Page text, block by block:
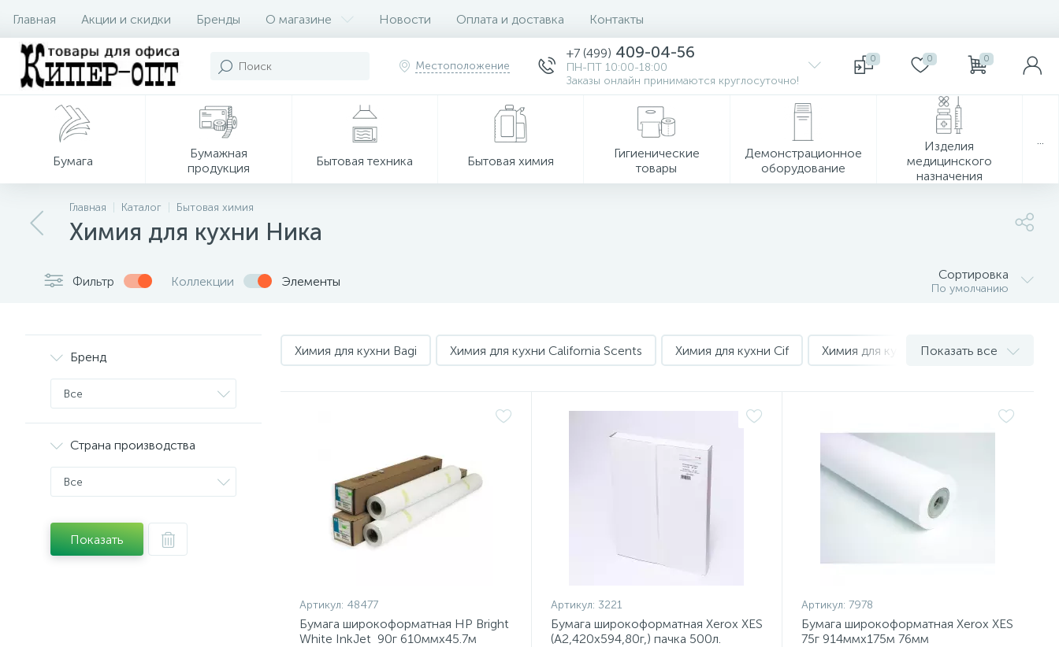
Главная Акции и скидки Бренды О магазине Новости Оплата и доставка Контакты
Местоположение
+7 (499) 409-04-56
ПН-ПТ 10:00-18:00
Заказы онлайн принимаются круглосуточно!
0 0 0
Бумага
Бумажная
продукция
Бытовая техника Бытовая химия
Гигиенические
товары
Демонстрационное
оборудование
Изделия
медицинского
назначения
Главная Каталог Бытовая химия
Химия для кухни Ника
Фильтр Коллекции Элементы Сортировка
По умолчанию
Бренд
Все
Страна производства
Все
Показать
Химия для кухни Bagi Химия для кухни California Scents Химия для кухни Cif Химия для кухни Cillit Химия для
Показать все
Артикул: 48477
Бумага широкоформатная HP Bright
White InkJet 90г 610ммх45.7м
Артикул: 3221
Бумага широкоформатная Xerox XES
(А2,420х594,80г,) пачка 500л.
Артикул:7978
Бумага широкоформатная Xerox XES
75г 914ммх175м 76мм